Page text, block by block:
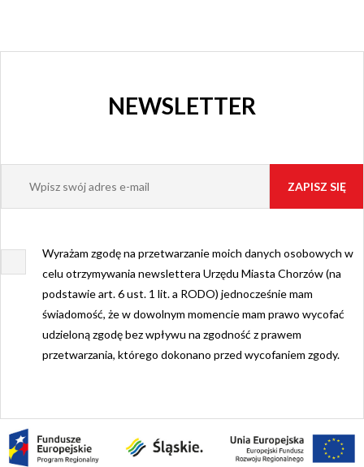
NEWSLETTER
Wyrażam zgodę na przetwarzanie moich danych osobowych w
celu otrzymywania newslettera Urzędu Miasta Chorzów (na
podstawie art. 6 ust. 1 lit. a RODO) jednocześnie mam
świadomość, że w dowolnym momencie mam prawo wycofać
udzieloną zgodę bez wpływu na zgodność z prawem
przetwarzania, którego dokonano przed wycofaniem zgody.